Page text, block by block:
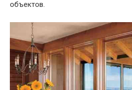
объектов.